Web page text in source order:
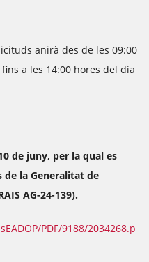
anirà des de les 09:00
a les 14:00 hores del dia
de juny, per la qual es
de la Generalitat de
AG-24-139).
PDF/9188/2034268.p